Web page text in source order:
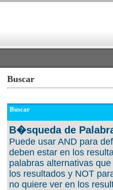
Buscar
Buscar
B�squeda de
Puede usar AND para
deben estar en los
palabras alternativas
los resultados y NOT
no quiere ver en los